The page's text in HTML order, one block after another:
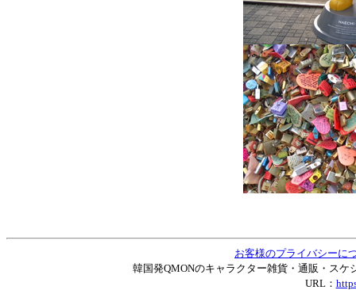
お客様のプライバシーに
韓国発QMONのキャラクター雑貨・通販・スケ
URL：